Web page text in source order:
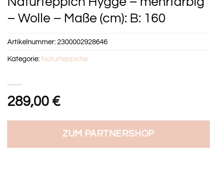
– Wolle – Maße (cm): B: 160
289,00 €
ZUM PARTNERSHOP
Artikelnummer:2300002928646
Kategorie: Naturteppiche